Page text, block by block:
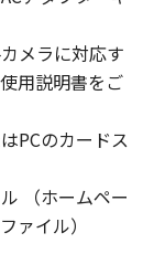
権利もお
もありま
により保
ていま
約に基づ
諾ソフト
メラに対応す
用説明書をご
PCのカードス
（ホームペー
ァイル）